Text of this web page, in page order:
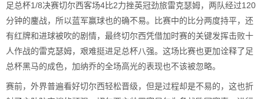
足总杯1/8决赛切尔西客场4比2力挫英冠劲旅雷克瑟姆，两队经过120
分钟的鏖战，所以蓝军赢球也的确不易。比赛中的比分两度持平，还
有红牌和进球被吹的剧情，最终切尔西凭借加时赛的关键发挥击败十
人作战的雷克瑟姆，艰难挺进足总杯八强。这场比赛也更加诠释了足
总杯黑马的成色，加纳乔的全场高光的表现也不该被忽略。
赛前，外界普遍看好切尔西轻松晋级，但是过程却是不易的，这也折